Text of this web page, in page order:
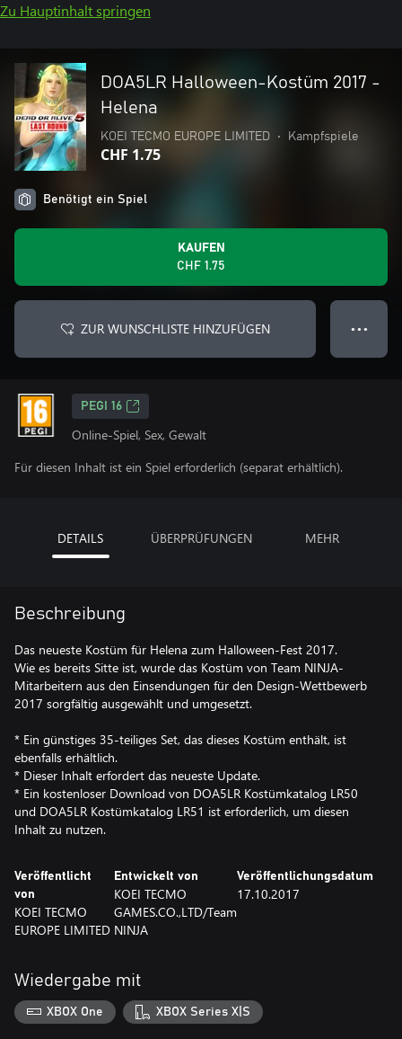
Zu Hauptinhalt springen
DOA5LR Halloween-Kostüm 2017 -
Helena
KOEI TECMO EUROPE LIMITED • Kampfspiele
CHF 1.75
Benötigt ein Spiel
KAUFEN
CHF 1.75
ZUR WUNSCHLISTE HINZUFÜGEN ● ● ●
PEGI 16
Online-Spiel, Sex, Gewalt
Für diesen Inhalt ist ein Spiel erforderlich (separat erhältlich).
DETAILS ÜBERPRÜFUNGEN MEHR
Beschreibung
Das neueste Kostüm für Helena zum Halloween-Fest 2017.
Wie es bereits Sitte ist, wurde das Kostüm von Team NINJA-
Mitarbeitern aus den Einsendungen für den Design-Wettbewerb
2017 sorgfältig ausgewählt und umgesetzt.
* Ein günstiges 35-teiliges Set, das dieses Kostüm enthält, ist
ebenfalls erhältlich.
* Dieser Inhalt erfordert das neueste Update.
* Ein kostenloser Download von DOA5LR Kostümkatalog LR50
und DOA5LR Kostümkatalog LR51 ist erforderlich, um diesen
Inhalt zu nutzen.
Veröffentlicht
von
KOEI TECMO
EUROPE LIMITED
Entwickelt von
KOEI TECMO
GAMES.CO.,LTD/Team
NINJA
Veröffentlichungsdatum
17.10.2017
Wiedergabe mit
XBOX One XBOX Series X|S